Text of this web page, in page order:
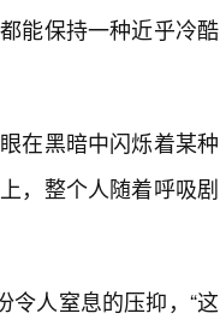
能保持一种近乎冷酷
在黑暗中闪烁着某种
，整个人随着呼吸剧
令人窒息的压抑，“这